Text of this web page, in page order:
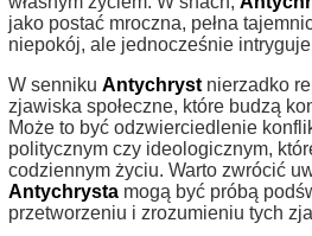
jako postać mroczna, pełna
niepokój, ale jednocześnie
W senniku Antychryst nierzadko
zjawiska społeczne, które budzą
Może to być odzwierciedlenie
politycznym czy ideologicznym,
codziennym życiu. Warto zwrócić
Antychrysta mogą być próbą
przetworzeniu i zrozumieniu tych